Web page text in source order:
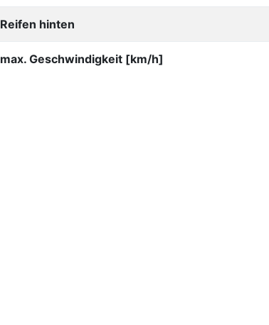
Reifen hinten
max. Geschwindigkeit [km/h]